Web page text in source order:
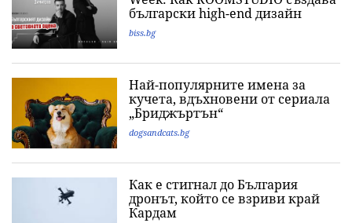
български high-end дизайн
biss.bg
Най-популярните имена за
кучета, вдъхновени от сериала
„Бриджъртън“
dogsandcats.bg
Как е стигнал до България
дронът, който се взриви край
Кардам